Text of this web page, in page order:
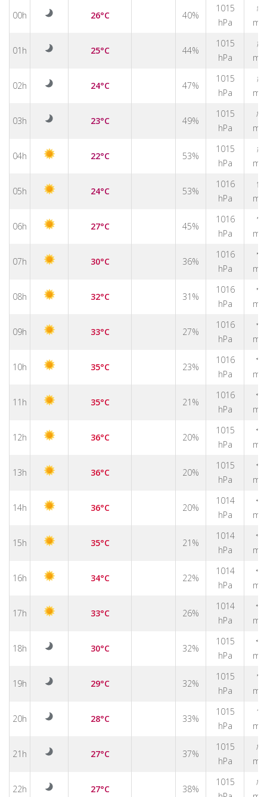
00h 26°C 40%
1015
hPa
↑
m/s
01h 25°C 44%
1015
hPa
↑
m/s
02h 24°C 47%
1015
hPa
↑
m/s
03h 23°C 49%
1015
hPa
↑
m/s
04h 22°C 53%
1015
hPa
↑
m/s
05h 24°C 53%
1016
hPa
↑
m/s
06h 27°C 45%
1016
hPa
↑
m/s
07h 30°C 36%
1016
hPa
↑
m/s
08h 32°C 31%
1016
hPa
↑
m/s
09h 33°C 27%
1016
hPa
↑
m/s
10h 35°C 23%
1016
hPa
↑
m/s
11h 35°C 21%
1016
hPa
↑
m/s
12h 36°C 20%
1015
hPa
↑
m/s
13h 36°C 20%
1015
hPa
↑
m/s
14h 36°C 20%
1014
hPa
↑
m/s
15h 35°C 21%
1014
hPa
↑
m/s
16h 34°C 22%
1014
hPa
↑
m/s
17h 33°C 26%
1014
hPa
↑
m/s
18h 30°C 32%
1015
hPa
↑
m/s
19h 29°C 32%
1015
hPa
↑
m/s
20h 28°C 33%
1015
hPa
↑
m/s
21h 27°C 37%
1015
hPa
↑
m/s
22h 27°C 38%
1015
↑